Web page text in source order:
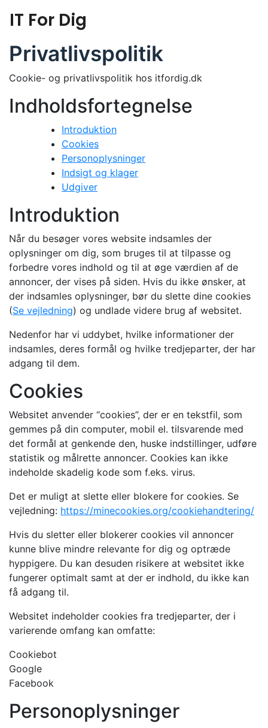
IT For Dig
Privatlivspolitik
Cookie- og privatlivspolitik hos itfordig.dk
Indholdsfortegnelse
Introduktion
Cookies
Personoplysninger
Indsigt og klager
Udgiver
Introduktion
Når du besøger vores website indsamles der
oplysninger om dig, som bruges til at tilpasse og
forbedre vores indhold og til at øge værdien af de
annoncer, der vises på siden. Hvis du ikke ønsker, at
der indsamles oplysninger, bør du slette dine cookies
(Se vejledning) og undlade videre brug af websitet.
Nedenfor har vi uddybet, hvilke informationer der
indsamles, deres formål og hvilke tredjeparter, der har
adgang til dem.
Cookies
Websitet anvender “cookies”, der er en tekstfil, som
gemmes på din computer, mobil el. tilsvarende med
det formål at genkende den, huske indstillinger, udføre
statistik og målrette annoncer. Cookies kan ikke
indeholde skadelig kode som f.eks. virus.
Det er muligt at slette eller blokere for cookies. Se
vejledning: https://minecookies.org/cookiehandtering/
Hvis du sletter eller blokerer cookies vil annoncer
kunne blive mindre relevante for dig og optræde
hyppigere. Du kan desuden risikere at websitet ikke
fungerer optimalt samt at der er indhold, du ikke kan
få adgang til.
Websitet indeholder cookies fra tredjeparter, der i
varierende omfang kan omfatte:
Cookiebot
Google
Facebook
Personoplysninger